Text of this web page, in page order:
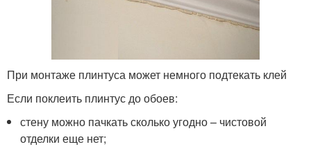
При монтаже плинтуса может немного подтекать клей
Если поклеить плинтус до обоев:
стену можно пачкать сколько угодно – чистовой
отделки еще нет;